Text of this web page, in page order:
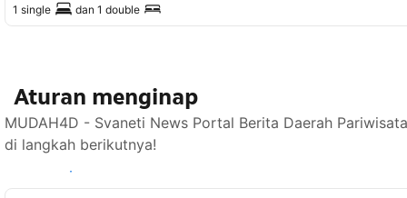
1 single dan 1 double
Aturan menginap
MUDAH4D - Svaneti News Portal Berita Daerah
di langkah berikutnya!
Lihat ketersediaan